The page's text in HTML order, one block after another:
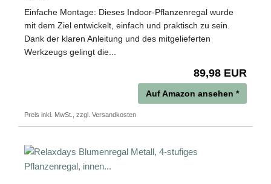
Einfache Montage: Dieses Indoor-Pflanzenregal wurde
mit dem Ziel entwickelt, einfach und praktisch zu sein.
Dank der klaren Anleitung und des mitgelieferten
Werkzeugs gelingt die...
89,98 EUR
Auf Amazon ansehen *
Preis inkl. MwSt., zzgl. Versandkosten